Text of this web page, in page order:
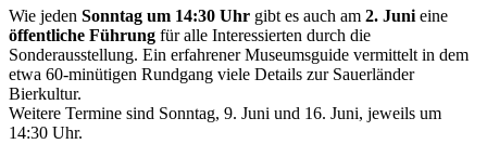
Wie jeden Sonntag um 14:30 Uhr gibt es auch am 2. Juni eine
öffentliche Führung für alle Interessierten durch die
Sonderausstellung. Ein erfahrener Museumsguide vermittelt in dem
etwa 60-minütigen Rundgang viele Details zur Sauerländer
Bierkultur.
Weitere Termine sind Sonntag, 9. Juni und 16. Juni, jeweils um
14:30 Uhr.